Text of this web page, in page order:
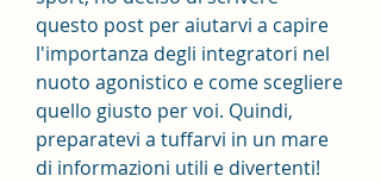
questo post per aiutarvi a capire
l'importanza degli integratori nel
nuoto agonistico e come scegliere
quello giusto per voi. Quindi,
preparatevi a tuffarvi in un mare
di informazioni utili e divertenti!